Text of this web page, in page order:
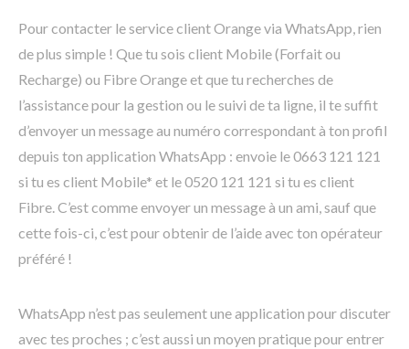
Pour contacter le service client Orange via WhatsApp, rien
de plus simple ! Que tu sois client Mobile (Forfait ou
Recharge) ou Fibre Orange et que tu recherches de
l’assistance pour la gestion ou le suivi de ta ligne, il te suffit
d’envoyer un message au numéro correspondant à ton profil
depuis ton application WhatsApp : envoie le 0663 121 121
si tu es client Mobile* et le 0520 121 121 si tu es client
Fibre. C’est comme envoyer un message à un ami, sauf que
cette fois-ci, c’est pour obtenir de l’aide avec ton opérateur
préféré !
WhatsApp n’est pas seulement une application pour discuter
avec tes proches ; c’est aussi un moyen pratique pour entrer